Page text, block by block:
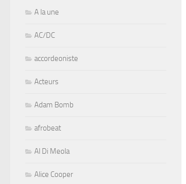
A la une
AC/DC
accordeoniste
Acteurs
Adam Bomb
afrobeat
Al Di Meola
Alice Cooper